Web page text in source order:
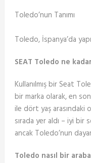
Toledo’nun Tanımı
Toledo, İspanya’da
SEAT Toledo ne
Kullanılmış bir Seat
bir marka olarak, en
ile dört yaş arasındaki
sırada yer aldı – iyi
ancak Toledo’nun
Toledo nasıl bir